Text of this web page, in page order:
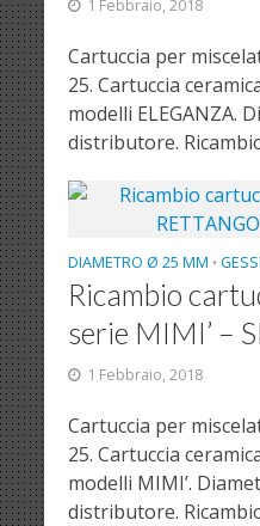
1 Febbraio, 2018
Cartuccia per
25. Cartuccia
modelli ELEGANZA.
distributore.
DIAMETRO Ø 25 MM • GESSI
Ricambio
serie MIMI’ –
1 Febbraio, 2018
Cartuccia per
25. Cartuccia
modelli MIMI’.
distributore.